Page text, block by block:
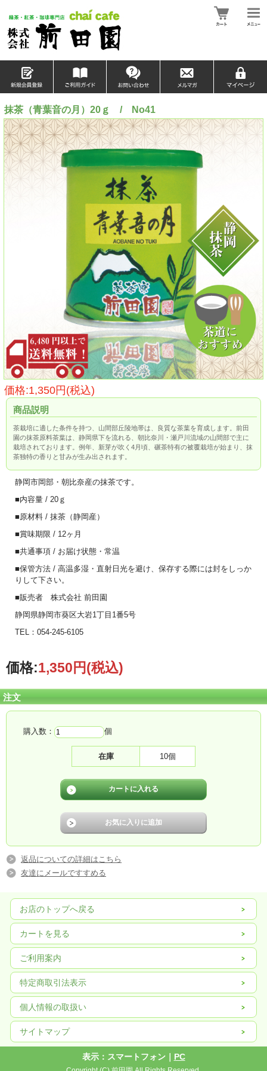
抹茶（青葉音の月）20ｇ / No41
価格:1,350円(税込)
商品説明
茶栽培に適した条件を持つ、山間部丘陵地帯は、良質な茶葉を育成します。前田
園の抹茶原料茶葉は、静岡県下を流れる、朝比奈川・瀬戸川流域の山間部で主に
栽培されております。例年、新芽が吹く4月頃、碾茶特有の被覆栽培が始まり、抹
茶独特の香りと甘みが生み出されます。
静岡市岡部・朝比奈産の抹茶です。
■内容量 / 20ｇ
■原材料 / 抹茶（静岡産）
■賞味期限 / 12ヶ月
■共通事項 / お届け状態・常温
■保管方法 / 高温多湿・直射日光を避け、保存する際には封をしっか
りして下さい。
■販売者 株式会社 前田園
静岡県静岡市葵区大岩1丁目1番5号
TEL：054-245-6105
価格:1,350円(税込)
注文
購入数： 個
在庫 10個
返品についての詳細はこちら
友達にメールですすめる
お店のトップへ戻る
カートを見る
ご利用案内
特定商取引法表示
個人情報の取扱い
サイトマップ
表示：スマートフォン｜ PC